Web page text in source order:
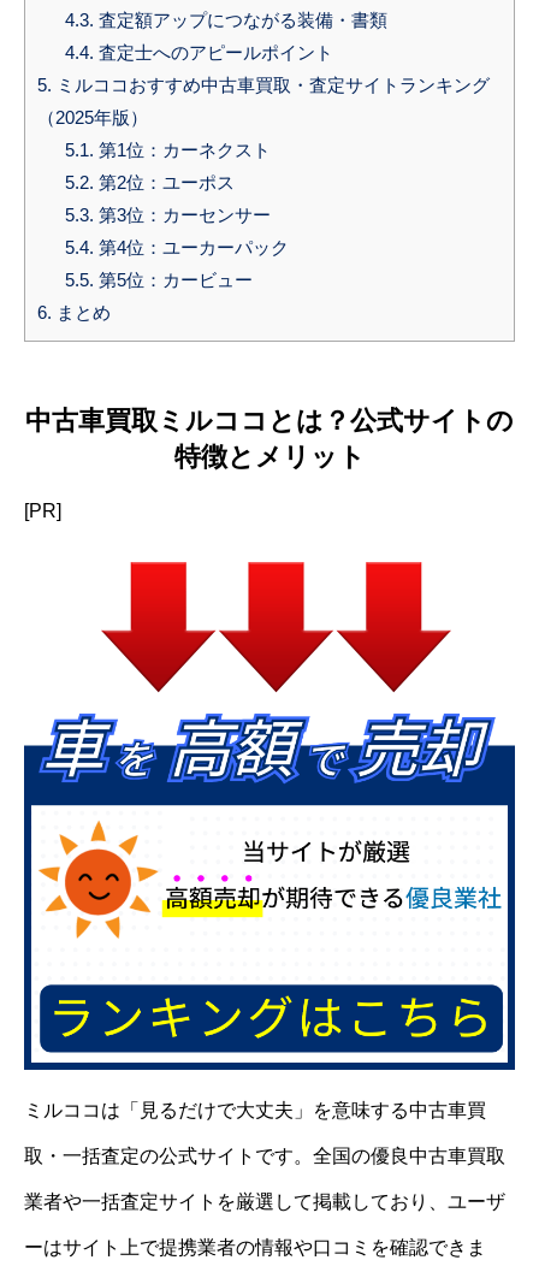
4.3. 査定額アップにつながる装備・書類
4.4. 査定士へのアピールポイント
5. ミルココおすすめ中古車買取・査定サイトランキング
（2025年版）
5.1. 第1位：カーネクスト
5.2. 第2位：ユーポス
5.3. 第3位：カーセンサー
5.4. 第4位：ユーカーパック
5.5. 第5位：カービュー
6. まとめ
中古車買取ミルココとは？公式サイトの
特徴とメリット
[PR]
ミルココは「見るだけで大丈夫」を意味する中古車買
取・一括査定の公式サイトです。全国の優良中古車買取
業者や一括査定サイトを厳選して掲載しており、ユーザ
ーはサイト上で提携業者の情報や口コミを確認できま